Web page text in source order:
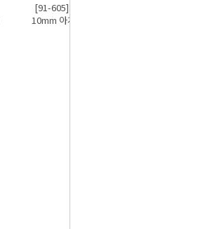
[91-605][4-3309-1] 원석 마이크로컷
10mm 아게이트 블루라인 컷 천연/착색